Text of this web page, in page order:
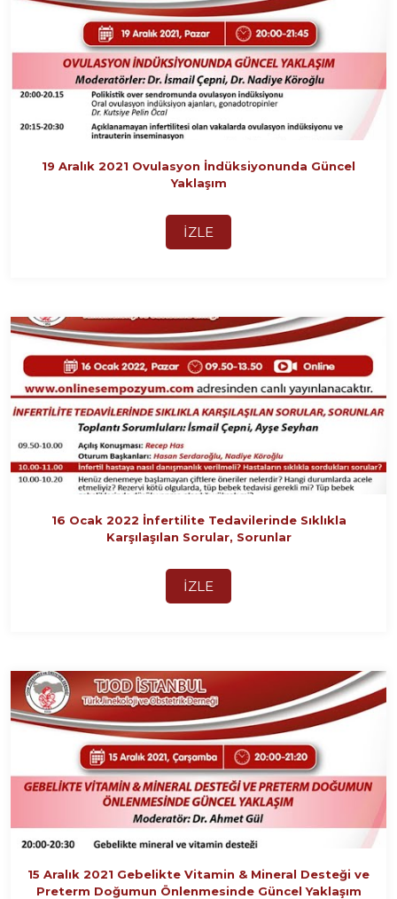
19 Aralık 2021 Ovulasyon İndüksiyonunda Güncel
Yaklaşım
İZLE
16 Ocak 2022 İnfertilite Tedavilerinde Sıklıkla
Karşılaşılan Sorular, Sorunlar
İZLE
15 Aralık 2021 Gebelikte Vitamin & Mineral Desteği ve
Preterm Doğumun Önlenmesinde Güncel Yaklaşım